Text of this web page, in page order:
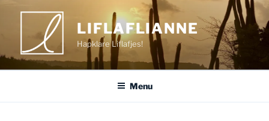
inhoud
LIFLAFLIANNE
Hapklare Liflafjes!
Menu